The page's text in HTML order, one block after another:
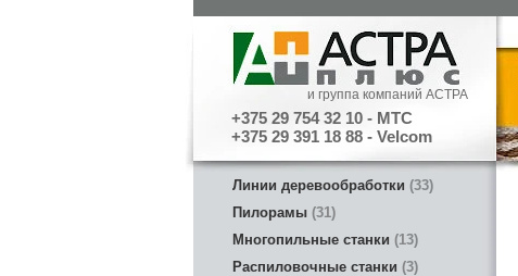
и группа компаний АСТРА
+375 29 754 32 10 - МТС
+375 29 391 18 88 - Velcom
Линии деревообработки 33
Пилорамы 31
Многопильные станки
13
Распиловочные станки 3